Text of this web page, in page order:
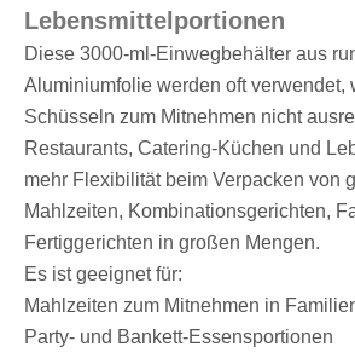
Lebensmittelportionen
Diese 3000-ml-Einwegbehälter aus
Aluminiumfolie werden oft verwendet,
Schüsseln zum Mitnehmen nicht
Restaurants, Catering-Küchen und
mehr Flexibilität beim Verpacken von
Mahlzeiten, Kombinationsgerichten,
Fertiggerichten in großen Mengen.
Es ist geeignet für:
Mahlzeiten zum Mitnehmen in
Party- und Bankett-Essensportionen